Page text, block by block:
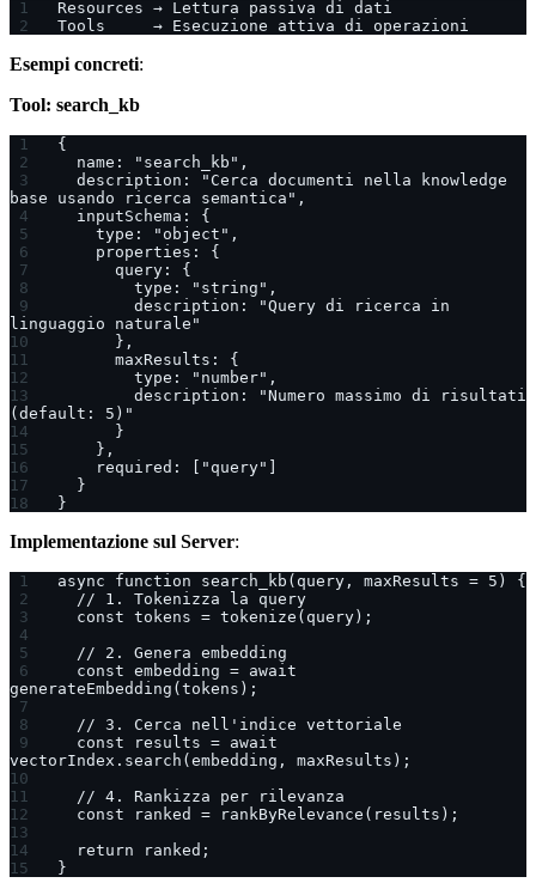
Resources → Lettura passiva di dati
Tools     → Esecuzione attiva di operazioni
Esempi concreti:
Tool: search_kb
{
  name: "search_kb",
  description: "Cerca documenti nella knowledge
base usando ricerca semantica",
  inputSchema: {
    type: "object",
    properties: {
      query: {
        type: "string",
        description: "Query di ricerca in
linguaggio naturale"
      },
      maxResults: {
        type: "number",
        description: "Numero massimo di risultati
(default: 5)"
      }
    },
    required: ["query"]
  }
}
Implementazione sul Server:
async function search_kb(query, maxResults = 5) {
  // 1. Tokenizza la query
  const tokens = tokenize(query);
  // 2. Genera embedding
  const embedding = await
generateEmbedding(tokens);
  // 3. Cerca nell'indice vettoriale
  const results = await
vectorIndex.search(embedding, maxResults);
  // 4. Rankizza per rilevanza
  const ranked = rankByRelevance(results);
  return ranked;
}